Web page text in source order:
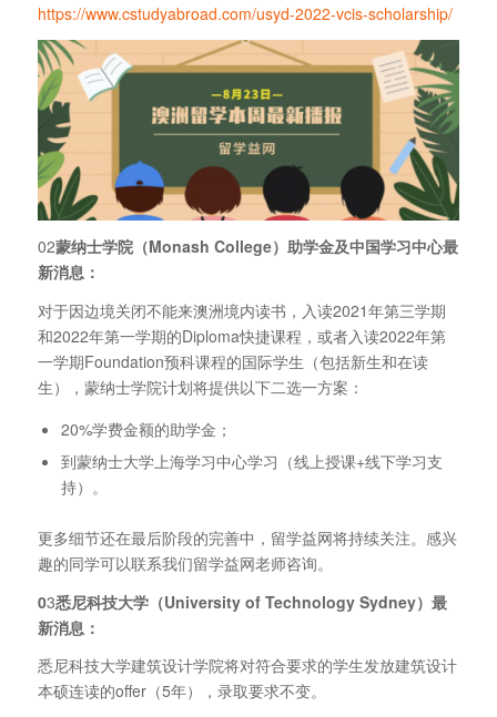
https://www.cstudyabroad.com/usyd-2022-vcis-scholarship/
02蒙纳士学院（Monash College）助学金及中国学习中心最
新消息：
对于因边境关闭不能来澳洲境内读书，入读2021年第三学期
和2022年第一学期的Diploma快捷课程，或者入读2022年第
一学期Foundation预科课程的国际学生（包括新生和在读
生），蒙纳士学院计划将提供以下二选一方案：
20%学费金额的助学金；
到蒙纳士大学上海学习中心学习（线上授课+线下学习支
持）。
更多细节还在最后阶段的完善中，留学益网将持续关注。感兴
趣的同学可以联系我们留学益网老师咨询。
03悉尼科技大学（University of Technology Sydney）最
新消息：
悉尼科技大学建筑设计学院将对符合要求的学生发放建筑设计
本硕连读的offer（5年），录取要求不变。